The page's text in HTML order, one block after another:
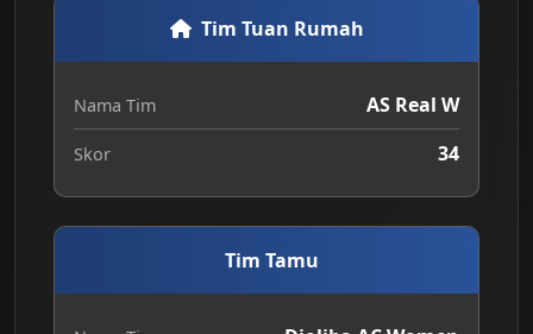
Tim Tuan Rumah
Nama Tim AS Real W
Skor 34
Tim Tamu